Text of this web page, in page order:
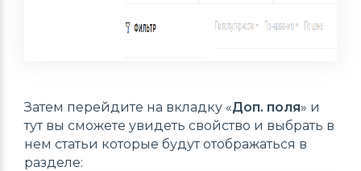
Затем перейдите на вкладку «Доп. поля» и
тут вы сможете увидеть свойство и выбрать в
нем статьи которые будут отображаться в
разделе: